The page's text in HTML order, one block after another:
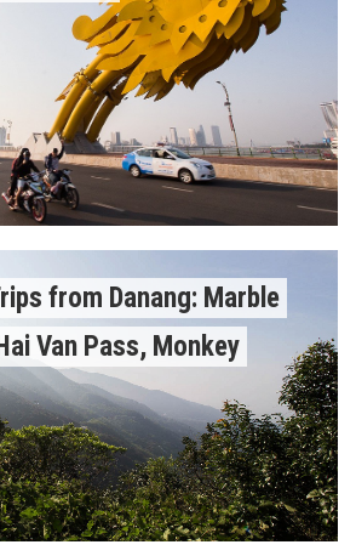
from Danang: Marble
Van Pass, Monkey